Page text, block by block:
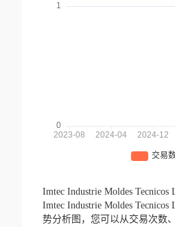
Imtec Industrie Moldes Tecnicos
Imtec Industrie Moldes
势分析图，您可以从交易次数